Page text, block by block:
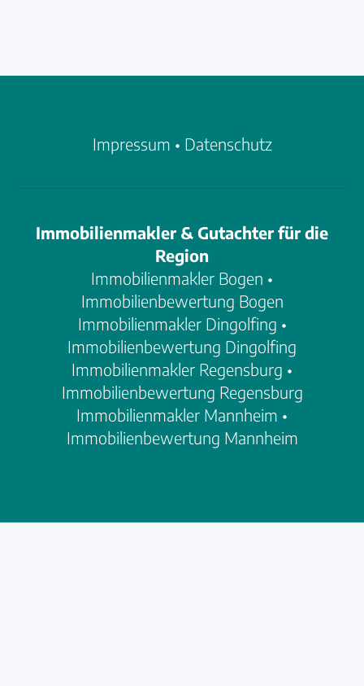
Impressum • Datenschutz
Immobilienmakler & Gutachter für die
Region
Immobilienmakler Bogen •
Immobilienbewertung Bogen
Immobilienmakler Dingolfing •
Immobilienbewertung Dingolfing
Immobilienmakler Regensburg •
Immobilienbewertung Regensburg
Immobilienmakler Mannheim •
Immobilienbewertung Mannheim